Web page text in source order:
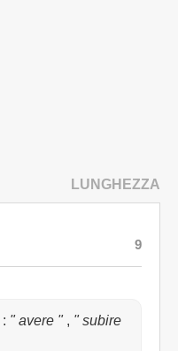
LUNGHEZZA
: " avere " , " subire
9